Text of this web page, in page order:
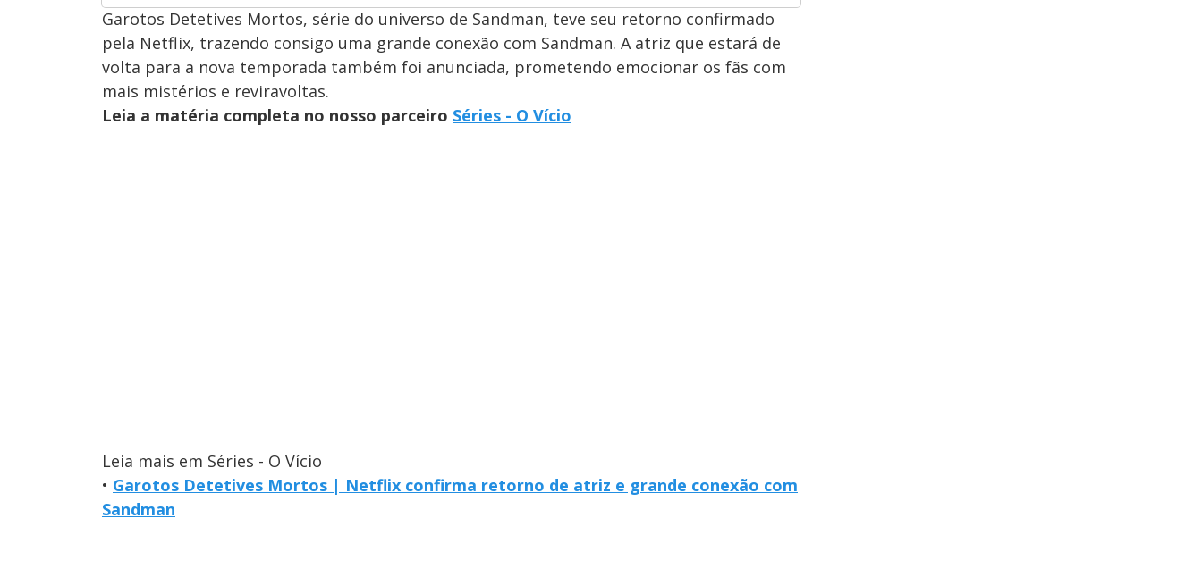
Garotos Detetives Mortos, série do universo de Sandman, teve seu retorno confirmado
pela Netflix, trazendo consigo uma grande conexão com Sandman. A atriz que estará de
volta para a nova temporada também foi anunciada, prometendo emocionar os fãs com
mais mistérios e reviravoltas.
Leia a matéria completa no nosso parceiro Séries - O Vício
Leia mais em Séries - O Vício
• Garotos Detetives Mortos | Netflix confirma retorno de atriz e grande conexão com
Sandman